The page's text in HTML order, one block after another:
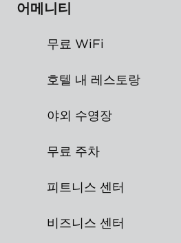
어메니티
무료 WiFi
호텔 내 레스토랑
야외 수영장
무료 주차
피트니스 센터
비즈니스 센터